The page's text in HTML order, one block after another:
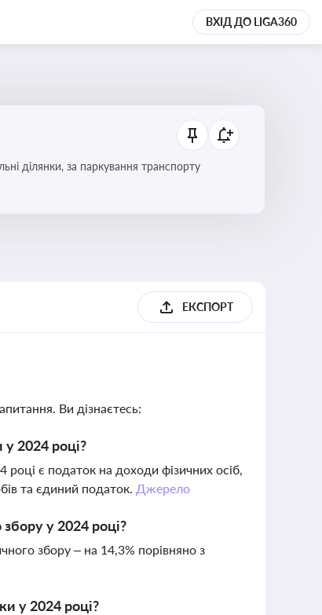
ВХІД ДО LIGA360
Тема охоплює систему місцевого оподаткування в Україні, включаючи туристичний збір, плату за земельні ділянки, за паркування транспорту
ЕКСПОРТ
Ви дізнаєтесь:
2024 році?
є податок на доходи фізичних осіб,
та єдиний податок. Джерело
у 2024 році?
збору – на 14,3% порівняно з
у 2024 році?